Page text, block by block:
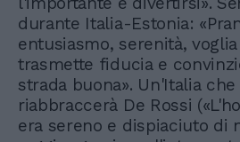
durante Italia-Estonia:
entusiasmo, serenità,
trasmette fiducia e
strada buona». Un'Italia
riabbraccerà De Rossi
era sereno e dispiaciuto di